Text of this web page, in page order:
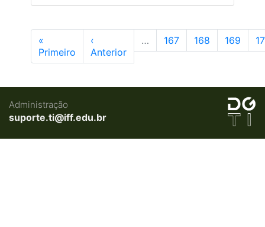
«
Primeiro
‹
Anterior
… 167 168 169
Administração
suporte.ti@iff.edu.br